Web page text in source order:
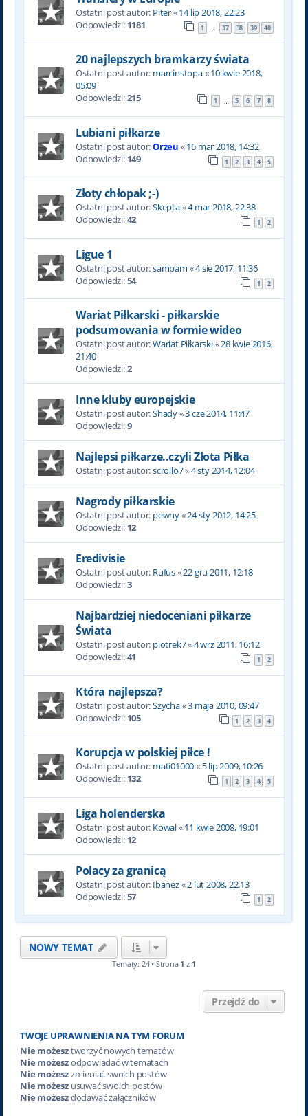
Ostatni post autor: Piter«14 lip 2018, 22:23
Odpowiedzi: 1181 1 … 37 38 39 40
20 najlepszych bramkarzy świata
Ostatni post autor: marcinstopa«10 kwie 2018,
05:09
Odpowiedzi:215 1 … 5 6 7 8
Lubiani piłkarze
Ostatni post autor:Orzeu «16 mar 2018, 14:32
Odpowiedzi: 149 1 2 3 4 5
Złoty chłopak ;-)
Ostatni post autor:Skepta«4 mar 2018, 22:38
Odpowiedzi:42 1 2
Ligue 1
Ostatni post autor:sampam «4 sie 2017, 11:36
Odpowiedzi:54 1 2
Wariat Piłkarski - piłkarskie
podsumowania w formie wideo
Ostatni post autor:Wariat Piłkarski«28 kwie 2016,
21:40
Odpowiedzi:2
Inne kluby europejskie
Ostatni post autor:Shady«3 cze 2014, 11:47
Odpowiedzi:9
Najlepsi piłkarze..czyli Złota Piłka
Ostatni post autor:scrollo7«4 sty 2014, 12:04
Nagrody piłkarskie
Ostatni post autor: pewny«24 sty 2012, 14:25
Odpowiedzi: 12
Eredivisie
Ostatni post autor: Rufus«22 gru 2011, 12:18
Odpowiedzi:3
Najbardziej niedoceniani piłkarze
Świata
Ostatni post autor: piotrek7«4 wrz 2011, 16:12
Odpowiedzi:41 1 2
Która najlepsza?
Ostatni post autor:Szycha«3 maja 2010, 09:47
Odpowiedzi: 105 1 2 3 4
Korupcja w polskiej piłce !
Ostatni post autor: mati01000« 5 lip 2009, 10:26
Odpowiedzi: 132 1 2 3 4 5
Liga holenderska
Ostatni post autor: Kowal«11 kwie 2008, 19:01
Odpowiedzi: 12
Polacy za granicą
Ostatni post autor: Ibanez«2 lut 2008, 22:13
Odpowiedzi:57 1 2
NOWY TEMAT
Tematy: 24 • Strona 1 z 1
Przejdź do
TWOJE UPRAWNIENIA NA TYM FORUM
Nie możesztworzyć nowych tematów
Nie możeszodpowiadać w tematach
Nie możeszzmieniać swoich postów
Nie możeszusuwać swoich postów
Nie możeszdodawać załączników